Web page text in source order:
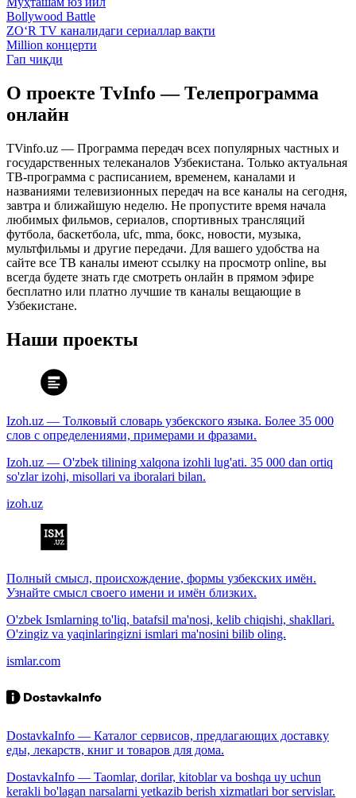
Bollywood Battle
ZO‘R TV каналидаги сериаллар вақти
Million концерти
Гап чиқди
О проекте TvInfo — Телепрограмма
онлайн
TVinfo.uz — Программа передач всех популярных частных и
государственных телеканалов Узбекистана. Только актуальная
ТВ-программа с расписанием, временем, каналами и
названиями телевизионных передач на все каналы на сегодня,
завтра и ближайшую неделю. Не пропустите время начала
любимых фильмов, сериалов, спортивных трансляций
футбола, баскетбола, ufc, mma, бокс, новости, музыка,
мультфильмы и другие передачи. Для вашего удобства на
сайте все ТВ каналы имеют ссылку на просмотр online, вы
всегда будете знать где смотреть онлайн в прямом эфире
бесплатно или платно лучшие тв каналы вещающие в
Узбекистане.
Наши проекты
Izoh.uz — Толковый словарь узбекского языка. Более 35 000
слов с определениями, примерами и фразами.
Izoh.uz — O'zbek tilining xalqona izohli lug'ati. 35 000 dan ortiq
so'zlar izohi, misollari va iboralari bilan.
izoh.uz
Полный смысл, происхождение, формы узбекских имён.
Узнайте смысл своего имени и имён близких.
O'zbek Ismlarning to'liq, batafsil ma'nosi, kelib chiqishi, shakllari.
O'zingiz va yaqinlaringizni ismlari ma'nosini bilib oling.
ismlar.com
DostavkaInfo — Каталог сервисов, предлагающих доставку
еды, лекарств, книг и товаров для дома.
DostavkaInfo — Taomlar, dorilar, kitoblar va boshqa uy uchun
kerakli bo'lagan narsalarni yetkazib berish xizmatlari bor servislar.